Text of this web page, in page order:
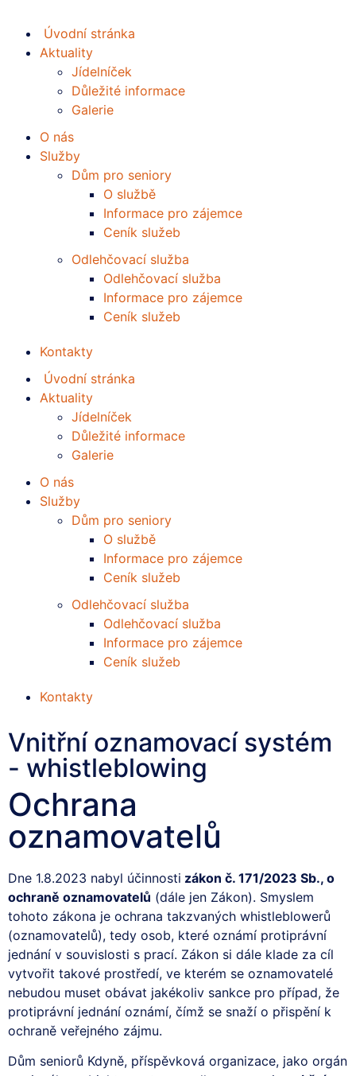
Úvodní stránka
Aktuality
Jídelníček
Důležité informace
Galerie
O nás
Služby
Dům pro seniory
O službě
Informace pro zájemce
Ceník služeb
Odlehčovací služba
Odlehčovací služba
Informace pro zájemce
Ceník služeb
Kontakty
Úvodní stránka
Aktuality
Jídelníček
Důležité informace
Galerie
O nás
Služby
Dům pro seniory
O službě
Informace pro zájemce
Ceník služeb
Odlehčovací služba
Odlehčovací služba
Informace pro zájemce
Ceník služeb
Kontakty
Vnitřní oznamovací systém
- whistleblowing
Ochrana
oznamovatelů
Dne 1.8.2023 nabyl účinnosti zákon č. 171/2023 Sb., o
ochraně oznamovatelů (dále jen Zákon). Smyslem
tohoto zákona je ochrana takzvaných whistleblowerů
(oznamovatelů), tedy osob, které oznámí protiprávní
jednání v souvislosti s prací. Zákon si dále klade za cíl
vytvořit takové prostředí, ve kterém se oznamovatelé
nebudou muset obávat jakékoliv sankce pro případ, že
protiprávní jednání oznámí, čímž se snaží o přispění k
ochraně veřejného zájmu.
Dům seniorů Kdyně, příspěvková organizace, jako orgán